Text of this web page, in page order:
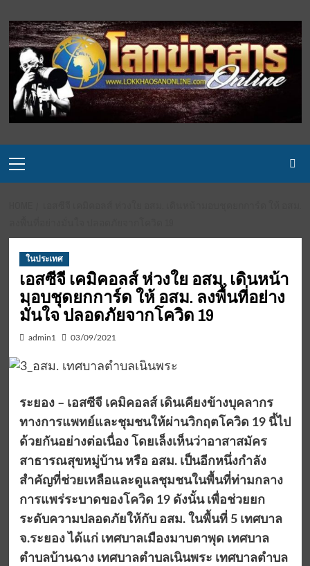
to
content
Menu
ในประเทศ
เอสซีจี เคมิคอลส์ ห่วงใย อสม. เดินหน้า
มอบชุดยกการ์ด ให้ อสม. ลงพื้นที่อย่าง
มั่นใจ ปลอดภัยจากโควิด 19
admin1 03/09/2021
ระยอง – เอสซีจี เคมิคอลส์ เดินเคียงข้างบุคลากร
ทางการแพทย์และชุมชนให้ผ่านวิกฤตโควิด 19 นี้ไป
ด้วยกันอย่างต่อเนื่อง โดยเล็งเห็นว่าอาสาสมัคร
สาธารณสุขหมู่บ้าน หรือ อสม. เป็นอีกหนึ่งกำลัง
สำคัญที่ช่วยเหลือและดูแลชุมชนในพื้นที่ท่ามกลาง
การแพร่ระบาดของโควิด 19 ดังนั้น เพื่อช่วยยก
ระดับความปลอดภัยให้กับ อสม. ในพื้นที่ 5 เทศบาล
จ.ระยอง ได้แก่ เทศบาลเมืองมาบตาพุด เทศบาล
ตำบลบ้านฉาง เทศบาลตำบลเนินพระ เทศบาลตำบล